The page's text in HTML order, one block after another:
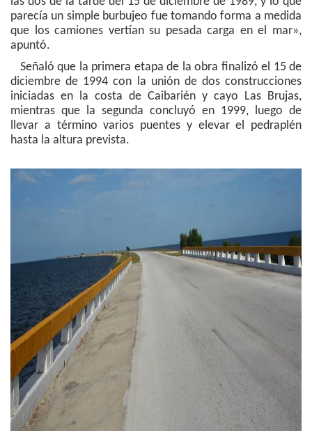
parecía un simple burbujeo fue tomando forma a medida
que los camiones vertían su pesada carga en el mar»,
apuntó.
Señaló que la primera etapa de la obra finalizó el 15 de
diciembre de 1994 con la unión de dos construcciones
iniciadas en la costa de Caibarién y cayo Las Brujas,
mientras que la segunda concluyó en 1999, luego de
llevar a término varios puentes y elevar el pedraplén
hasta la altura prevista.